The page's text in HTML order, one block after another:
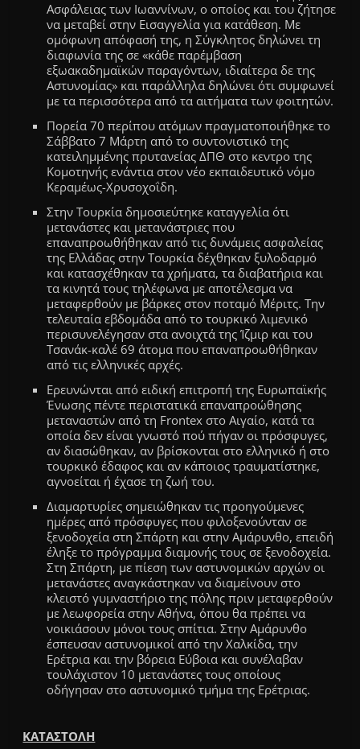
Ασφάλειας των Ιωαννίνων, ο οποίος και του ζήτησε
να μεταβεί στην Εισαγγελία για κατάθεση. Με
ομόφωνη απόφασή της, η Σύγκλητος δηλώνει τη
διαφωνία της σε «κάθε παρέμβαση
εξωακαδημαϊκών παραγόντων, ιδιαίτερα δε της
Αστυνομίας» και παράλληλα δηλώνει ότι συμφωνεί
με τα περισσότερα από τα αιτήματα των φοιτητών.
Πορεία 70 περίπου ατόμων πραγματοποιήθηκε το
Σάββατο 7 Μάρτη από το συντονιστικό της
κατειλημμένης πρυτανείας ΔΠΘ στο κεντρο της
Κομοτηνής ενάντια στον νέο εκπαιδευτικό νόμο
Κεραμέως-Χρυσοχοΐδη.
Στην Τουρκία δημοσιεύτηκε καταγγελία ότι
μετανάστες και μετανάστριες που
επαναπροωθήθηκαν από τις δυνάμεις ασφαλείας
της Ελλάδας στην Τουρκία δέχθηκαν ξυλοδαρμό
και κατασχέθηκαν τα χρήματα, τα διαβατήρια και
τα κινητά τους τηλέφωνα με αποτέλεσμα να
μεταφερθούν με βάρκες στον ποταμό Μέριτς. Την
τελευταία εβδομάδα από το τουρκικό λιμενικό
περισυνελέγησαν στα ανοιχτά της Ίζμιρ και του
Τσανάκ-καλέ 69 άτομα που επαναπροωθήθηκαν
από τις ελληνικές αρχές.
Ερευνώνται από ειδική επιτροπή της Ευρωπαϊκής
Ένωσης πέντε περιστατικά επαναπροώθησης
μεταναστών από τη Frontex στο Αιγαίο, κατά τα
οποία δεν είναι γνωστό πού πήγαν οι πρόσφυγες,
αν διασώθηκαν, αν βρίσκονται στο ελληνικό ή στο
τουρκικό έδαφος και αν κάποιος τραυματίστηκε,
αγνοείται ή έχασε τη ζωή του.
Διαμαρτυρίες σημειώθηκαν τις προηγούμενες
ημέρες από πρόσφυγες που φιλοξενούνταν σε
ξενοδοχεία στη Σπάρτη και στην Αμάρυνθο, επειδή
έληξε το πρόγραμμα διαμονής τους σε ξενοδοχεία.
Στη Σπάρτη, με πίεση των αστυνομικών αρχών οι
μετανάστες αναγκάστηκαν να διαμείνουν στο
κλειστό γυμναστήριο της πόλης πριν μεταφερθούν
με λεωφορεία στην Αθήνα, όπου θα πρέπει να
νοικιάσουν μόνοι τους σπίτια. Στην Αμάρυνθο
έσπευσαν αστυνομικοί από την Χαλκίδα, την
Ερέτρια και την βόρεια Εύβοια και συνέλαβαν
τουλάχιστον 10 μετανάστες τους οποίους
οδήγησαν στο αστυνομικό τμήμα της Ερέτριας.
ΚΑΤΑΣΤΟΛΗ